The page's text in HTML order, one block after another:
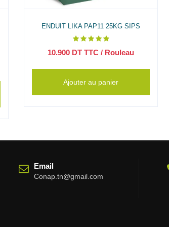
ENDUIT LIKA PAP11 25KG SIPS
10.900 DT TTC / Rouleau
Ajouter au panier
Email
Conap.tn@gmail.com